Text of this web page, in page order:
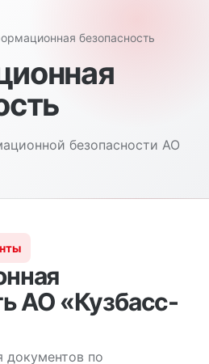
безопасность
безопасности АО
АО «Кузбасс-
документов по